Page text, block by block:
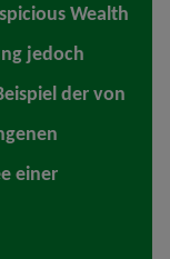
Wealth
jedoch
der von
einer